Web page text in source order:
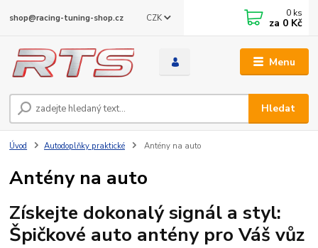
Menu
CZK
Hledat
shop@racing-tuning-shop.cz 0 ks
za 0 Kč
Úvod Autodoplňky praktické Antény na auto
Antény na auto
Získejte dokonalý signál a styl:
Špičkové auto antény pro Váš vůz